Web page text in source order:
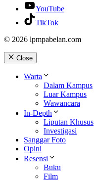
YouTube
TikTok
© 2026 lpmpabelan.com
Close
Warta
Dalam Kampus
Luar Kampus
Wawancara
In-Depth
Liputan Khusus
Investigasi
Sanggar Foto
Opini
Resensi
Buku
Film